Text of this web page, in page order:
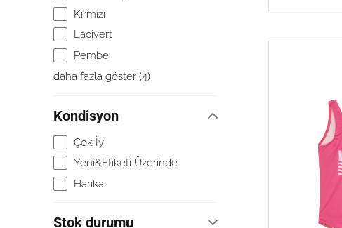
Kırmızı
Lacivert
Pembe
daha fazla göster (4)
Kondisyon
Çok İyi
Yeni&Etiketi Üzerinde
Harika
Stok durumu